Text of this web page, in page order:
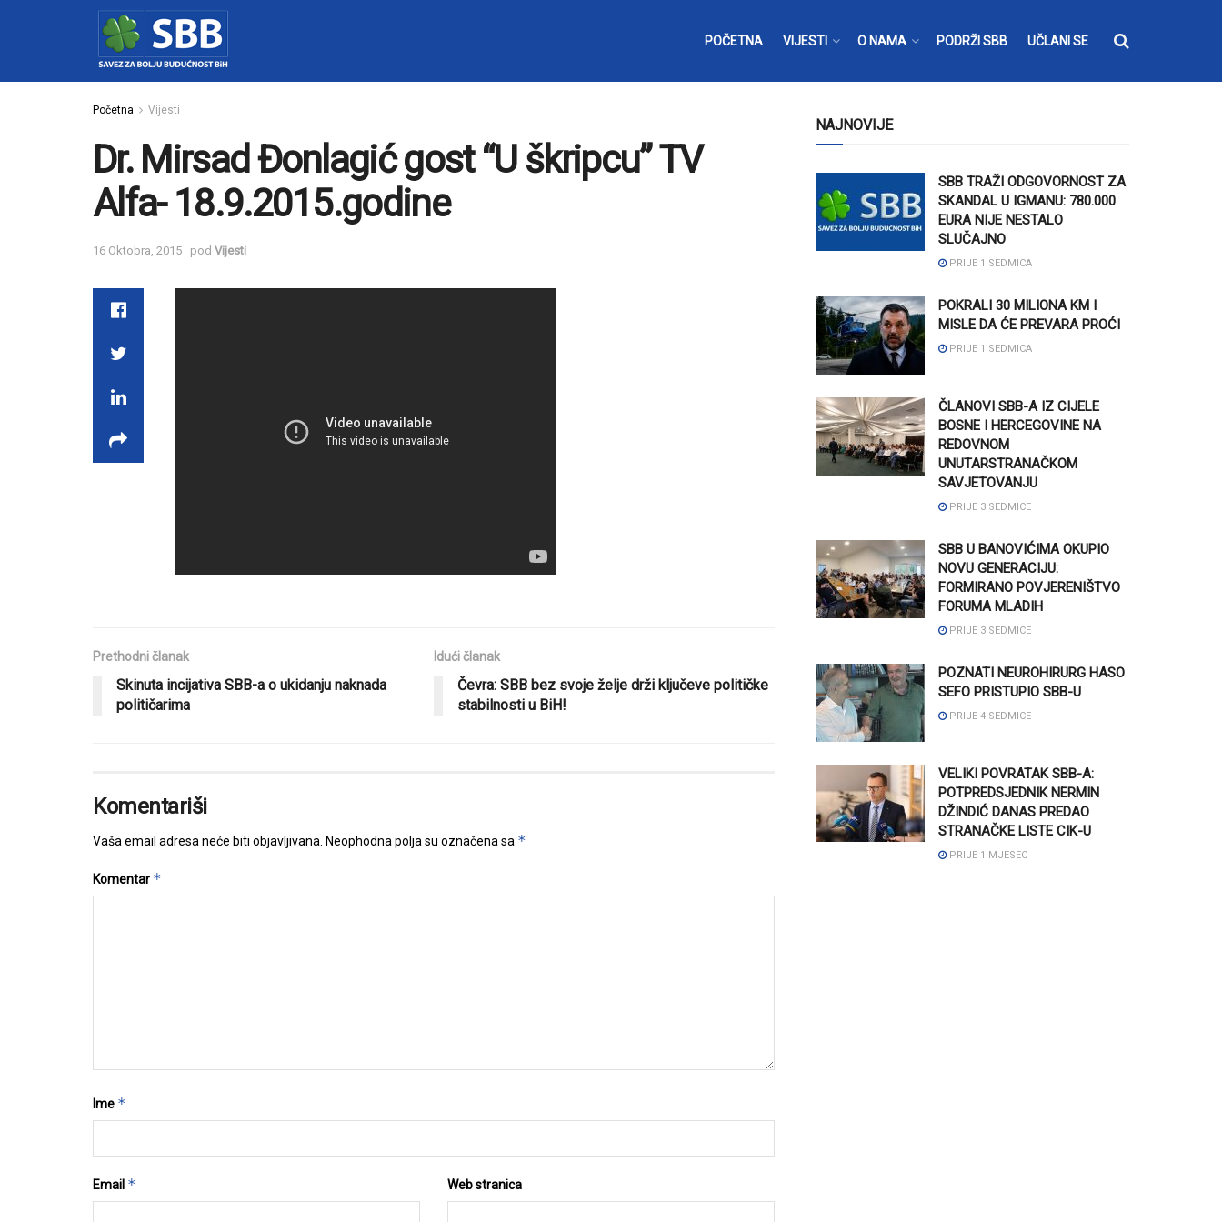
POČETNA VIJESTI O NAMA PODRŽI SBB UČLANI SE
Početna Vijesti
Dr. Mirsad Đonlagić gost “U škripcu” TV
Alfa- 18.9.2015.godine
16 Oktobra, 2015 pod Vijesti
Prethodni članak
Skinuta incijativa SBB-a o ukidanju naknada
političarima
Idući članak
Čevra: SBB bez svoje želje drži ključeve političke
stabilnosti u BiH!
Komentariši
Vaša email adresa neće biti objavljivana. Neophodna polja su označena sa *
Komentar *
Ime *
Email * Web stranica
NAJNOVIJE
SBB TRAŽI ODGOVORNOST ZA
SKANDAL U IGMANU: 780.000
EURA NIJE NESTALO
SLUČAJNO
PRIJE 1 SEDMICA
POKRALI 30 MILIONA KM I
MISLE DA ĆE PREVARA PROĆI
PRIJE 1 SEDMICA
ČLANOVI SBB-A IZ CIJELE
BOSNE I HERCEGOVINE NA
REDOVNOM
UNUTARSTRANAČKOM
SAVJETOVANJU
PRIJE 3 SEDMICE
SBB U BANOVIĆIMA OKUPIO
NOVU GENERACIJU:
FORMIRANO POVJERENIŠTVO
FORUMA MLADIH
PRIJE 3 SEDMICE
POZNATI NEUROHIRURG HASO
SEFO PRISTUPIO SBB-U
PRIJE 4 SEDMICE
VELIKI POVRATAK SBB-A:
POTPREDSJEDNIK NERMIN
DŽINDIĆ DANAS PREDAO
STRANAČKE LISTE CIK-U
PRIJE 1 MJESEC